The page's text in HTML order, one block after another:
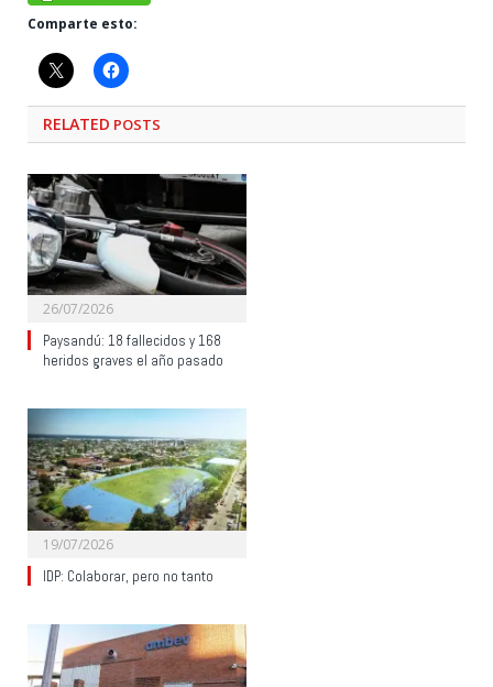
Comparte esto:
RELATED POSTS
26/07/2026
Paysandú: 18 fallecidos y 168
heridos graves el año pasado
19/07/2026
IDP: Colaborar, pero no tanto